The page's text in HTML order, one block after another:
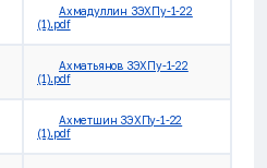
Ахмадуллин ЗЭХПу-1-22
(1).pdf
Ахматьянов ЗЭХПу-1-22
(1).pdf
Ахметшин ЗЭХПу-1-22
(1).pdf